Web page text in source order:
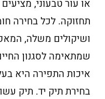
או עור טבעוני,
תחזוקה. לכל בחירה
ושיקולים משלה,
שמתאימה לסגנון
איכות התפירה היא
בחירת תיק יד. תיק